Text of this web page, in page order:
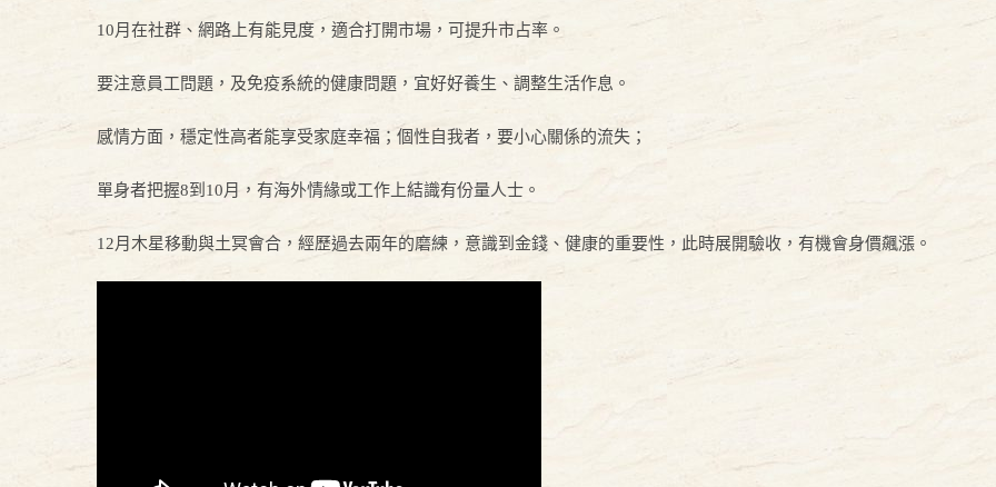
10月在社群、網路上有能見度，適合打開市場，可提升市占率。
要注意員工問題，及免疫系統的健康問題，宜好好養生、調整生活作息。
感情方面，穩定性高者能享受家庭幸福；個性自我者，要小心關係的流失；
單身者把握8到10月，有海外情緣或工作上結識有份量人士。
12月木星移動與土冥會合，經歷過去兩年的磨練，意識到金錢、健康的重要性，此時展開驗收，有機會身價飆漲。